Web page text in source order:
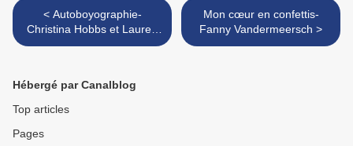
< Autoboyographie-
Christina Hobbs et Lauren
Billings
Mon cœur en confettis-
Fanny Vandermeersch >
Hébergé par Canalblog
Top articles
Pages